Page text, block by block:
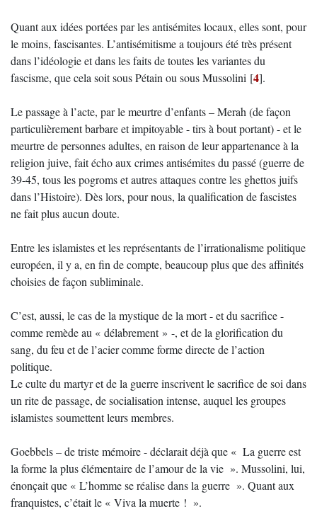
Quant aux idées portées par les antisémites locaux, elles sont, pour
le moins, fascisantes. L’antisémitisme a toujours été très présent
dans l’idéologie et dans les faits de toutes les variantes du
fascisme, que cela soit sous Pétain ou sous Mussolini [4].
Le passage à l’acte, par le meurtre d’enfants – Merah (de façon
particulièrement barbare et impitoyable - tirs à bout portant) - et le
meurtre de personnes adultes, en raison de leur appartenance à la
religion juive, fait écho aux crimes antisémites du passé (guerre de
39-45, tous les pogroms et autres attaques contre les ghettos juifs
dans l’Histoire). Dès lors, pour nous, la qualification de fascistes
ne fait plus aucun doute.
Entre les islamistes et les représentants de l’irrationalisme politique
européen, il y a, en fin de compte, beaucoup plus que des affinités
choisies de façon subliminale.
C’est, aussi, le cas de la mystique de la mort - et du sacrifice -
comme remède au « délabrement » -, et de la glorification du
sang, du feu et de l’acier comme forme directe de l’action
politique.
Le culte du martyr et de la guerre inscrivent le sacrifice de soi dans
un rite de passage, de socialisation intense, auquel les groupes
islamistes soumettent leurs membres.
Goebbels – de triste mémoire - déclarait déjà que « La guerre est
la forme la plus élémentaire de l’amour de la vie ». Mussolini, lui,
énonçait que « L’homme se réalise dans la guerre ». Quant aux
franquistes, c’était le « Viva la muerte ! ».